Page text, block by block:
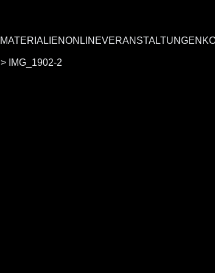
MATERIALIENONLINEVERANSTALTUNGEN
> IMG_1902-2